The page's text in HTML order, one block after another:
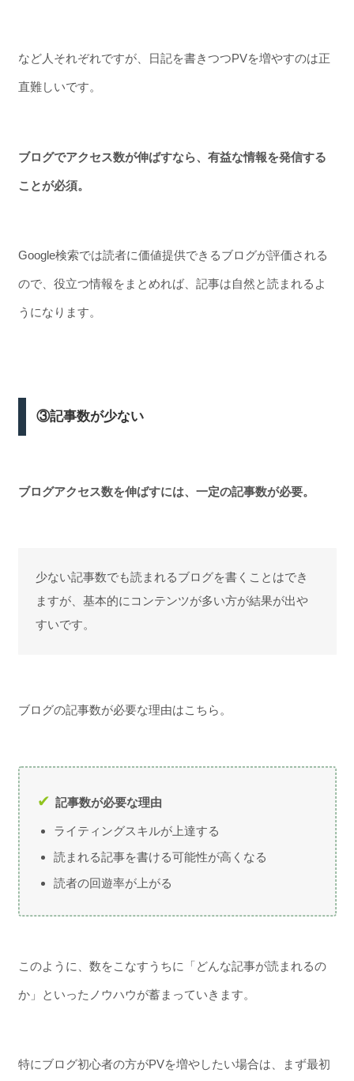
など人それぞれですが、日記を書きつつPVを増やすのは正
直難しいです。
ブログでアクセス数が伸ばすなら、 有益な情報を発信する
ことが必須。
Google検索では読者に価値提供できるブログが評価される
ので、役立つ情報をまとめれば、記事は自然と読まれるよ
うになります。
③記事数が少ない
ブログアクセス数を伸ばすには、一定の記事数が必要。
少ない記事数でも読まれるブログを書くことはでき
ますが、基本的にコンテンツが多い方が結果が出や
すいです。
ブログの記事数が必要な理由はこちら。
記事数が必要な理由
ライティングスキルが上達する
読まれる記事を書ける可能性が高くなる
読者の回遊率が上がる
このように、数をこなすうちに「どんな記事が読まれるの
か」といったノウハウが蓄まっていきます。
特にブログ初心者の方がPVを増やしたい場合は、まず最初